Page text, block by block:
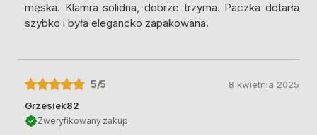
męska. Klamra solidna, dobrze trzyma. Paczka dotarła
szybko i była elegancko zapakowana.
5/5
Grzesiek82
Zweryfikowany zakup
8 kwietnia 2025